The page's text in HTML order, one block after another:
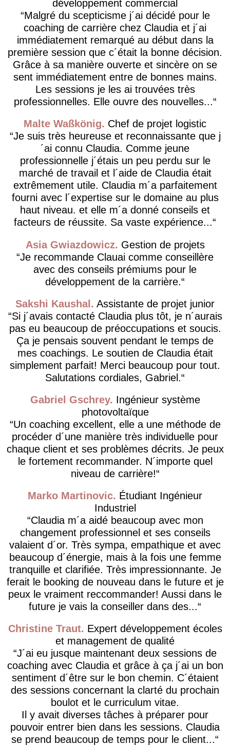
développement commercial
Malgré du scepticisme j´ai décidé pour le
coaching de carrière chez Claudia et j´ai
immédiatement remarqué au début dans la
première session que c´était la bonne décision.
Grâce à sa manière ouverte et sincère on se
sent immédiatement entre de bonnes mains.
Les sessions je les ai trouvées très
professionnelles. Elle ouvre des nouvelles...
Malte Waßkönig
Chef de projet logistic
Je suis très heureuse et reconnaissante que j
´ai connu Claudia. Comme jeune
professionnelle j´étais un peu perdu sur le
marché de travail et l´aide de Claudia était
extrêmement utile. Claudia m´a parfaitement
fourni avec l´expertise sur le domaine au plus
haut niveau. et elle m´a donné conseils et
facteurs de réussite. Sa vaste expérience...
Asia Gwiazdowicz
Gestion de projets
Je recommande Clauai comme conseillère
avec des conseils prémiums pour le
développement de la carrière.
Sakshi Kaushal
Assistante de projet junior
Si j´avais contacté Claudia plus tôt, je n´aurais
pas eu beaucoup de préoccupations et soucis.
Ça je pensais souvent pendant le temps de
mes coachings. Le soutien de Claudia était
simplement parfait! Merci beaucoup pour tout.
Salutations cordiales, Gabriel.
Gabriel Gschrey
Ingénieur système
photovoltaïque
Un coaching excellent, elle a une méthode de
procéder d´une manière très individuelle pour
chaque client et ses problèmes décrits. Je peux
le fortement recommander. N´importe quel
niveau de carrière!
Marko Martinovic Étudiant Ingénieur
Industriel
Claudia m´a aidé beaucoup avec mon
changement professionnel et ses conseils
valaient d´or. Très sympa, empathique et avec
beaucoup d´énergie, mais à la fois une femme
tranquille et clarifiée. Très impressionnante. Je
ferait le booking de nouveau dans le future et je
peux le vraiment reccommander! Aussi dans le
future je vais la conseiller dans des...
Christine Traut
Expert développement écoles
et management de qualité
J´ai eu jusque maintenant deux sessions de
coaching avec Claudia et grâce à ça j´ai un bon
sentiment d´être sur le bon chemin. C´étaient
des sessions concernant la clarté du prochain
boulot et le curriculum vitae.
Il y avait diverses tâches à préparer pour
pouvoir entrer bien dans les sessions. Claudia
se prend beaucoup de temps pour le client...